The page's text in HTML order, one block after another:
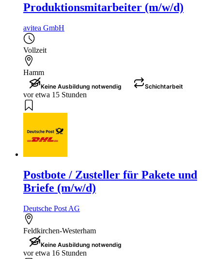
Produktionsmitarbeiter (m/w/d)
avitea GmbH
Vollzeit
Hamm
Keine Ausbildung notwendig Schichtarbeit
vor etwa 15 Stunden
Postbote / Zusteller für Pakete und
Briefe (m/w/d)
Deutsche Post AG
Feldkirchen-Westerham
Keine Ausbildung notwendig
vor etwa 16 Stunden